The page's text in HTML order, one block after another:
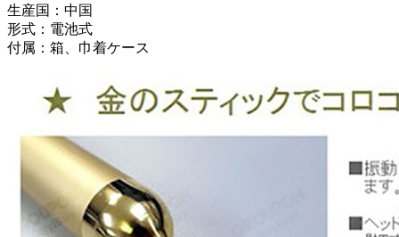
生産国：中国
形式：電池式
付属：箱、巾着ケース